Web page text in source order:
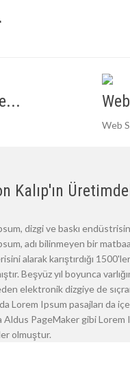
Web
Kalıp'ın
dizgi ve baskı
adı bilinmeyen bir
alarak karıştırdığı
Beşyüz yıl boyunca
elektronik dizgiye de
Lorem Ipsum pasajları da
Aldus PageMaker gibi Lorem
olmuştur.